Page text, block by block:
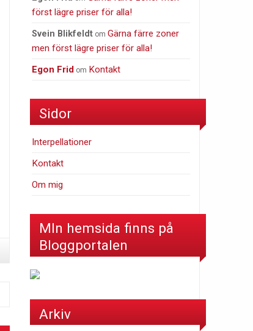
först lägre priser för alla!
Svein Blikfeldt omGärna färre zoner
men först lägre priser för alla!
Egon Frid om Kontakt
Sidor
Interpellationer
Kontakt
Om mig
MIn hemsida finns på
Bloggportalen
Arkiv